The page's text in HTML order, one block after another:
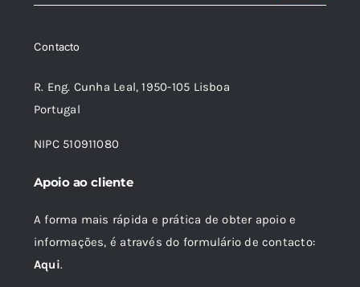
original
24,60 €.
atual
22,14 €.
Contacto
R. Eng. Cunha Leal, 1950-105 Lisboa
Portugal
NIPC 510911080
Apoio ao cliente
A forma mais rápida e prática de obter apoio e
informações, é através do formulário de contacto:
Aqui.